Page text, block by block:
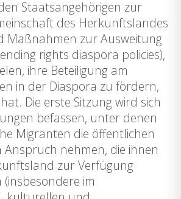
Staatsangehörigen zur
des Herkunftslandes
Maßnahmen zur Ausweitung
rights diaspora policies),
ihre Beteiligung am
in der Diaspora zu fördern,
Die erste Sitzung wird sich
befassen, unter denen
Migranten die öffentlichen
nehmen, die ihnen
zur Verfügung
im